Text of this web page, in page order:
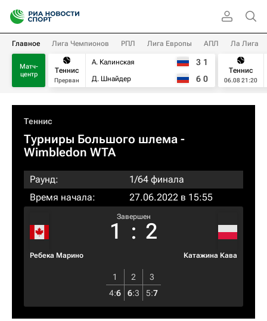
Главное Лига Чемпионов РПЛ Лига Европы АПЛ Ла Лига
Матч-
центр
Теннис
Прерван
А. Калинская
Д. Шнайдер
3 1
6 0
Теннис
06.08 21:20
Теннис
Турниры Большого шлема -
Wimbledon WTA
Раунд:
1/64 финала
Время начала:
27.06.2022 в 15:55
Ребека Марино
Завершен
1 : 2
Катажина Кава
1 2
3
4:6 6:3 5:7